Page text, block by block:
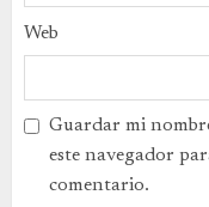
Web
Guardar mi
este navegador
comentario.